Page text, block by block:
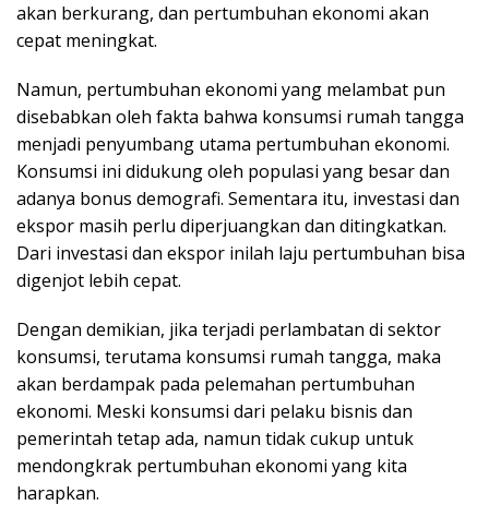
akan berkurang, dan pertumbuhan ekonomi akan
cepat meningkat.
Namun, pertumbuhan ekonomi yang melambat pun
disebabkan oleh fakta bahwa konsumsi rumah tangga
menjadi penyumbang utama pertumbuhan ekonomi.
Konsumsi ini didukung oleh populasi yang besar dan
adanya bonus demografi. Sementara itu, investasi dan
ekspor masih perlu diperjuangkan dan ditingkatkan.
Dari investasi dan ekspor inilah laju pertumbuhan bisa
digenjot lebih cepat.
Dengan demikian, jika terjadi perlambatan di sektor
konsumsi, terutama konsumsi rumah tangga, maka
akan berdampak pada pelemahan pertumbuhan
ekonomi. Meski konsumsi dari pelaku bisnis dan
pemerintah tetap ada, namun tidak cukup untuk
mendongkrak pertumbuhan ekonomi yang kita
harapkan.